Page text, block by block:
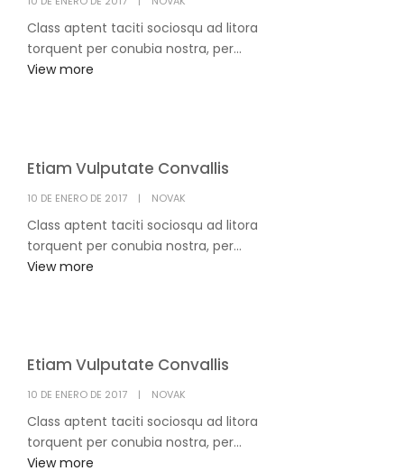
Class aptent taciti sociosqu ad litora
torquent per conubia nostra, per...
View more
Etiam Vulputate Convallis
POSTED
10 DE ENERO DE 2017 NOVAK
Class aptent taciti sociosqu ad litora
torquent per conubia nostra, per...
View more
Etiam Vulputate Convallis
POSTED
10 DE ENERO DE 2017 NOVAK
Class aptent taciti sociosqu ad litora
torquent per conubia nostra, per...
View more